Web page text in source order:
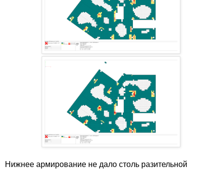
Нижнее армирование не дало столь разительной